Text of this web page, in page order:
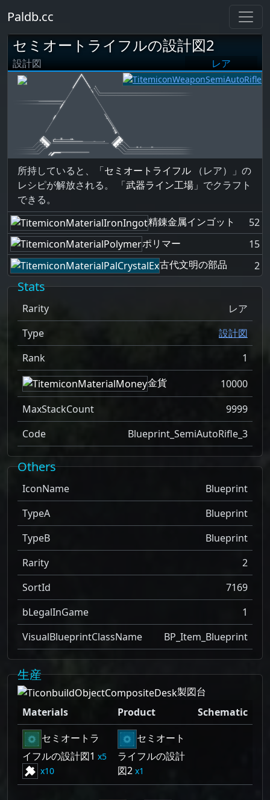
Paldb.cc
セミオートライフルの設計図2
設計図 レア
所持していると、「セミオートライフル （レア）」の
レシピが解放される。 「武器ライン工場 」でクラフト
できる。
精錬金属インゴット
52
ポリマー
15
古代文明の部品
2
Stats
Rarity
レア
Type
設計図
Rank
1
金貨
10000
MaxStackCount
9999
Code
Blueprint_SemiAutoRifle_3
Others
IconName
Blueprint
TypeA
Blueprint
TypeB
Blueprint
Rarity
2
SortId
7169
bLegalInGame
1
VisualBlueprintClassName
BP_Item_Blueprint
生産
製図台
Materials
Product
Schematic
セミオートラ
イフルの設計図1
5
10
セミオート
ライフルの設計
図2
1